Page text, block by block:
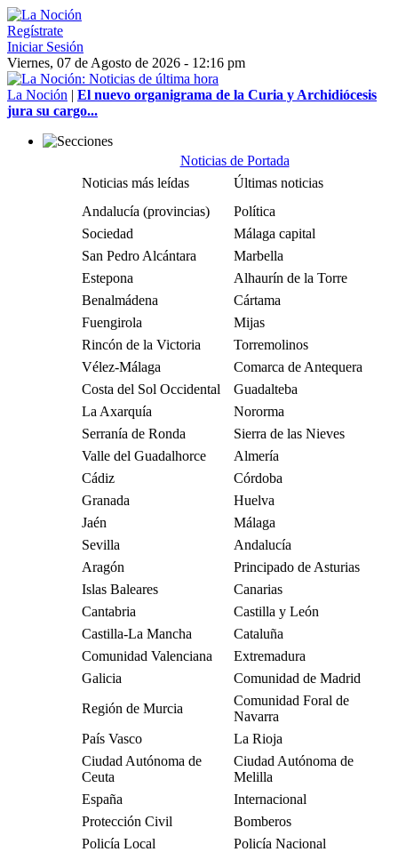
Regístrate
Iniciar Sesión
Viernes, 07 de Agosto de 2026 - 12:16 pm
La Noción | El nuevo organigrama de la Curia y Archidiócesis
jura su cargo...
Noticias de Portada
Noticias más leídas
Últimas noticias
Andalucía (provincias)
Política
Sociedad
Málaga capital
San Pedro Alcántara
Marbella
Estepona
Alhaurín de la Torre
Benalmádena
Cártama
Fuengirola
Mijas
Rincón de la Victoria
Torremolinos
Vélez-Málaga
Comarca de Antequera
Costa del Sol Occidental
Guadalteba
La Axarquía
Nororma
Serranía de Ronda
Sierra de las Nieves
Valle del Guadalhorce
Almería
Cádiz
Córdoba
Granada
Huelva
Jaén
Málaga
Sevilla
Andalucía
Aragón
Principado de Asturias
Islas Baleares
Canarias
Cantabria
Castilla y León
Castilla-La Mancha
Cataluña
Comunidad Valenciana
Extremadura
Galicia
Comunidad de Madrid
Región de Murcia
Comunidad Foral de
Navarra
País Vasco
La Rioja
Ciudad Autónoma de
Ceuta
Ciudad Autónoma de
Melilla
España
Internacional
Protección Civil
Bomberos
Policía Local
Policía Nacional